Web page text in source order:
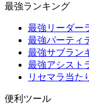
最強ランキング
最強リーダー
最強パーティ
最強サブラン
最強アシスト
リセマラ当た
便利ツール